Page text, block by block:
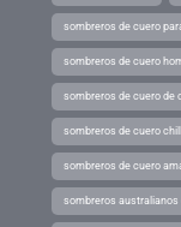
sombreros de cuero
sombreros de cuero
sombreros de cuero de
sombreros de cuero
sombreros de cuero
sombreros australianos